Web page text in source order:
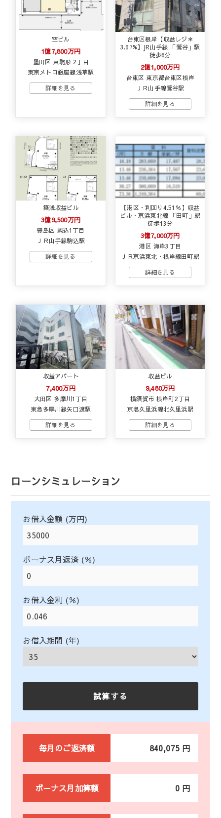
空ビル
1億7,800万円
墨田区 東駒形 2丁目
東京メトロ銀座線浅草駅
台東区根岸【収益レジ＊
3.97%】JR山手線 「鶯谷」駅
徒歩6分
2億1,000万円
台東区 東京都台東区根岸
ＪＲ山手線鶯谷駅
築浅収益ビル
3億9,500万円
豊島区 駒込1丁目
ＪＲ山手線駒込駅
【港区・利回り4.51％】収益
ビル・京浜東北線 「田町」駅
徒歩13分
3億7,000万円
港区 海岸3丁目
ＪＲ京浜東北・根岸線田町駅
収益アパート
7,400万円
大田区 多摩川1丁目
東急多摩川線矢口渡駅
収益ビル
9,480万円
横須賀市 根岸町2丁目
京急久里浜線北久里浜駅
ローンシミュレーション
お借入金額 (万円)
ボーナス月返済 (％)
お借入金利 (％)
お借入期間 (年)
毎月のご返済額 840,075 円
ボーナス月加算額 0 円